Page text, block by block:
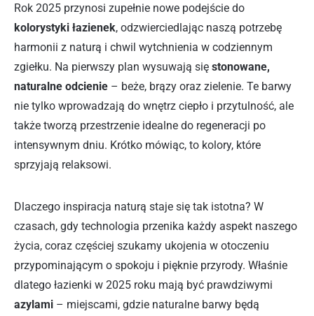
Rok 2025 przynosi zupełnie nowe podejście do
kolorystyki łazienek, odzwierciedlając naszą potrzebę
harmonii z naturą i chwil wytchnienia w codziennym
zgiełku. Na pierwszy plan wysuwają się stonowane,
naturalne odcienie – beże, brązy oraz zielenie. Te barwy
nie tylko wprowadzają do wnętrz ciepło i przytulność, ale
także tworzą przestrzenie idealne do regeneracji po
intensywnym dniu. Krótko mówiąc, to kolory, które
sprzyjają relaksowi.
Dlaczego inspiracja naturą staje się tak istotna? W
czasach, gdy technologia przenika każdy aspekt naszego
życia, coraz częściej szukamy ukojenia w otoczeniu
przypominającym o spokoju i pięknie przyrody. Właśnie
dlatego łazienki w 2025 roku mają być prawdziwymi
azylami – miejscami, gdzie naturalne barwy będą